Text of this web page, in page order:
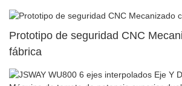
Prototipo de seguridad CNC
fábrica